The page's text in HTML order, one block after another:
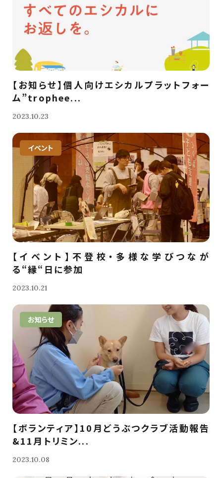
【お知らせ】個人向けエシカルプラットフォー
ム”trophee...
2023.10.23
イベント
【イベント】不登校・多様な学びつなが
る“縁“日に参加
2023.10.21
お知らせ
【ボランティア】10月どうぶつクラブ活動報告
&11月トリミン...
2023.10.08